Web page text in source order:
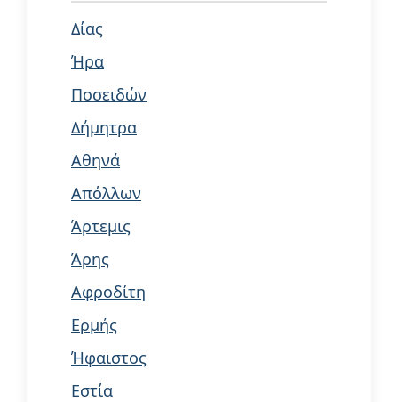
Δίας
Ήρα
Ποσειδών
Δήμητρα
Αθηνά
Απόλλων
Άρτεμις
Άρης
Αφροδίτη
Ερμής
Ήφαιστος
Εστία